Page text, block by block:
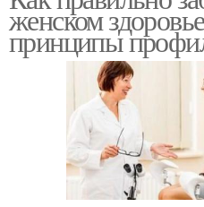
женском
принципы